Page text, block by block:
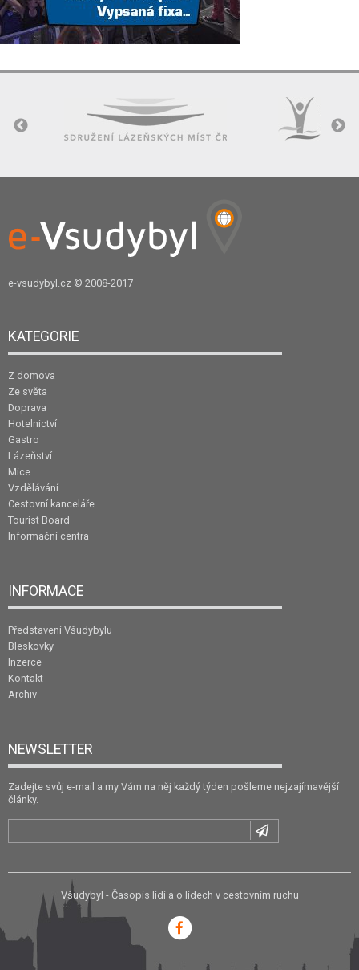
e-vsudybyl.cz © 2008-2017
KATEGORIE
Z domova
Ze světa
Doprava
Hotelnictví
Gastro
Lázeňství
Mice
Vzdělávání
Cestovní kanceláře
Tourist Board
Informační centra
INFORMACE
Představení Všudybylu
Bleskovky
Inzerce
Kontakt
Archiv
NEWSLETTER
Zadejte svůj e-mail a my Vám na něj každý týden pošleme nejzajímavější
články.
Všudybyl - Časopis lidí a o lidech v cestovním ruchu